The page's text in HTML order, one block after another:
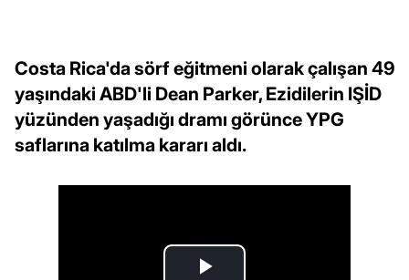
Costa Rica'da sörf eğitmeni olarak çalışan 49
yaşındaki ABD'li Dean Parker, Ezidilerin IŞİD
yüzünden yaşadığı dramı görünce YPG
saflarına katılma kararı aldı.